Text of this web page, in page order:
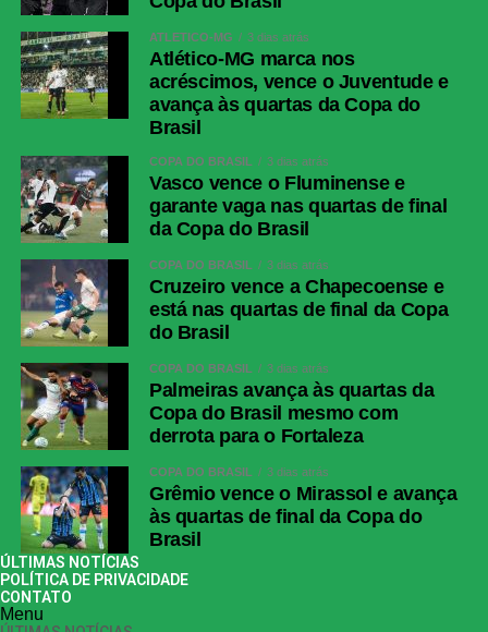
ATLÉTICO-MG 3 dias atrás
Atlético-MG marca nos
acréscimos, vence o Juventude e
avança às quartas da Copa do
Brasil
COPA DO BRASIL 3 dias atrás
Vasco vence o Fluminense e
garante vaga nas quartas de final
da Copa do Brasil
COPA DO BRASIL 3 dias atrás
Cruzeiro vence a Chapecoense e
está nas quartas de final da Copa
do Brasil
COPA DO BRASIL 3 dias atrás
Palmeiras avança às quartas da
Copa do Brasil mesmo com
derrota para o Fortaleza
COPA DO BRASIL 3 dias atrás
Grêmio vence o Mirassol e avança
às quartas de final da Copa do
Brasil
ÚLTIMAS NOTÍCIAS
POLÍTICA DE PRIVACIDADE
CONTATO
Menu